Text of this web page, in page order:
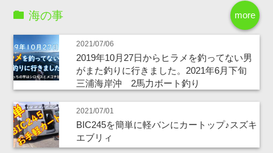
more
海の事
2021/07/06
2019年10月27日からヒラメを釣ってない男
がまた釣りに行きました。2021年6月下旬
三浦海岸沖 2馬力ボート釣り
2021/07/01
BIC245を簡単に軽バンにカートップ♪スズキ
エブリィ